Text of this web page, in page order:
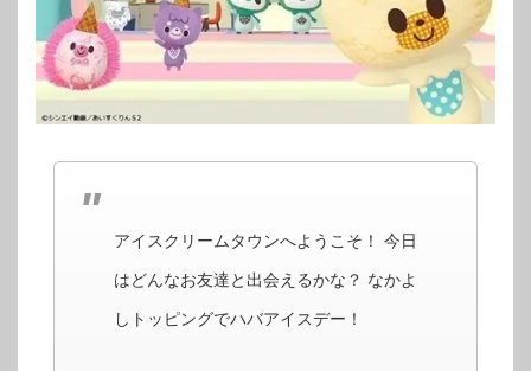
アイスクリームタウンへようこそ！ 今日
はどんなお友達と出会えるかな？ なかよ
しトッピングでハバアイスデー！